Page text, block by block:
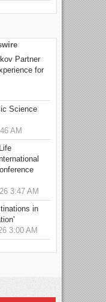
Partner
for
Science
AM
3:47 AM
in
3:00 AM